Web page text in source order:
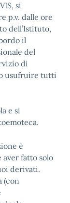
si
p.v. dalle ore
dell’Istituto,
il
del
di
usufruire tutti
e si
è
aver fatto solo
derivati.
(con